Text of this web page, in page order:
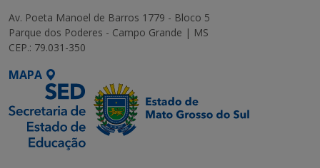
Av. Poeta Manoel de Barros 1779 - Bloco 5
Parque dos Poderes - Campo Grande | MS
CEP.: 79.031-350
MAPA